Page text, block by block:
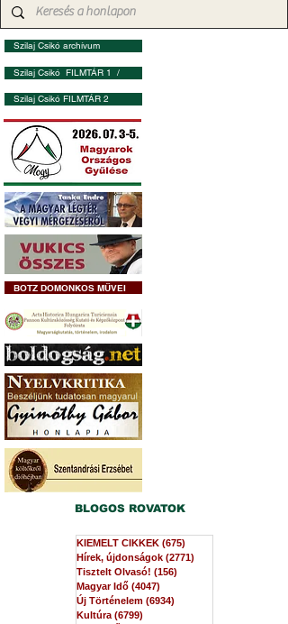
Szilaj Csikó archívum
Szilaj Csikó FILMTÁR 1 /
Szilaj Csikó FILMTÁR 2
BOTZ DOMONKOS MŰVEI
BLOGOS ROVATOK
KIEMELT CIKKEK (675)
Hírek, újdonságok (2771)
Tisztelt Olvasó! (156)
Magyar Idő (4047)
Új Történelem (6934)
Kultúra (6799)